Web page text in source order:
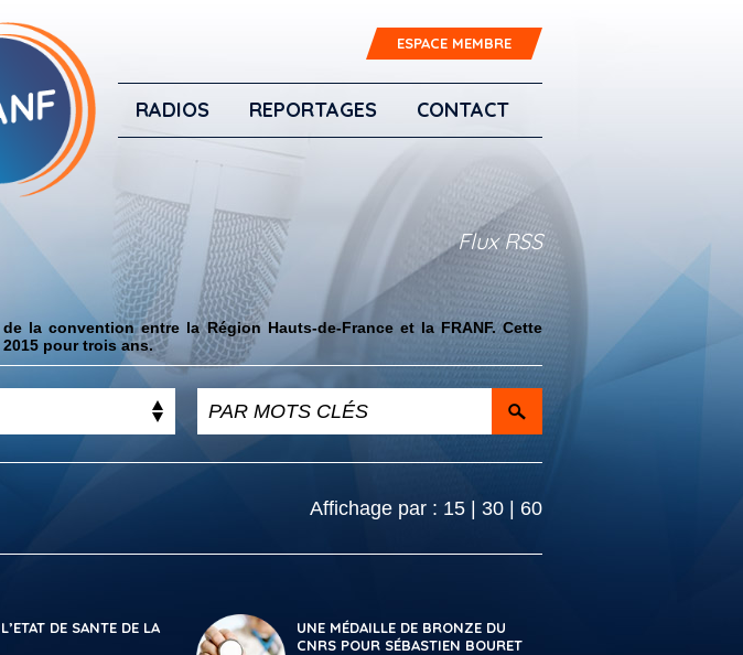
ESPACE MEMBRE
RADIOS REPORTAGES CONTACT
Flux RSS
la convention entre la Région Hauts-de-France et la FRANF. Cette
pour trois ans.
Affichage par : 15 30 60
DE SANTE DE LA
UNE MÉDAILLE DE BRONZE DU
CNRS POUR SÉBASTIEN BOURET